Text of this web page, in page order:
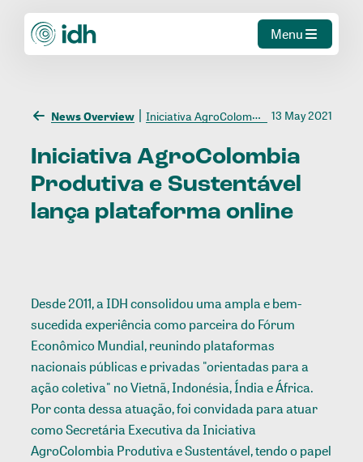
Menu
News Overview Iniciativa AgroColombia Produtiva e Sustentável lança plataforma online 13 May 2021
Iniciativa AgroColombia
Produtiva e Sustentável
lança plataforma online
Desde 2011, a IDH consolidou uma ampla e bem-
sucedida experiência como parceira do Fórum
Econômico Mundial, reunindo plataformas
nacionais públicas e privadas "orientadas para a
ação coletiva" no Vietnã, Indonésia, Índia e África.
Por conta dessa atuação, foi convidada para atuar
como Secretária Executiva da Iniciativa
AgroColombia Produtiva e Sustentável, tendo o papel